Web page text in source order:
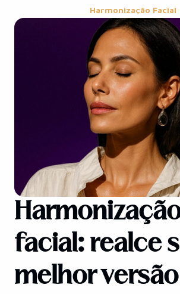
Harmonização Facial
facial: realce
melhor